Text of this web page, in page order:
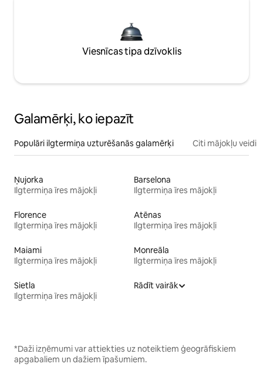
Viesnīcas tipa dzīvoklis
Galamērķi, ko iepazīt
Populāri ilgtermiņa uzturēšanās galamērķi Citi mājokļu veidi
Ņujorka
Ilgtermiņa īres mājokļi
Barselona
Ilgtermiņa īres mājokļi
Florence
Ilgtermiņa īres mājokļi
Atēnas
Ilgtermiņa īres mājokļi
Maiami
Ilgtermiņa īres mājokļi
Monreāla
Ilgtermiņa īres mājokļi
Sietla
Ilgtermiņa īres mājokļi
Rādīt vairāk
*Daži izņēmumi var attiekties uz noteiktiem ģeogrāfiskiem
apgabaliem un dažiem īpašumiem.